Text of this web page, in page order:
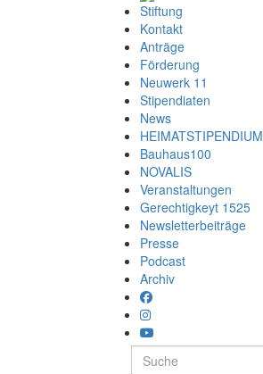
Stiftung
Kontakt
Anträge
Förderung
Neuwerk 11
Stipendiaten
News
HEIMATSTIPENDIUM
Bauhaus100
NOVALIS
Veranstaltungen
Gerechtigkeyt 1525
Newsletterbeiträge
Presse
Podcast
Archiv